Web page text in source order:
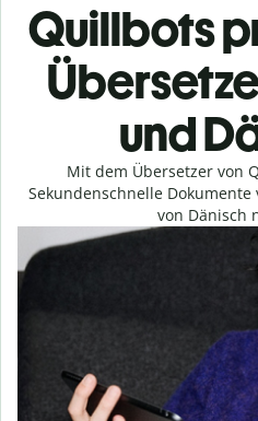
Quillbots
und
Mit dem Übersetzer von
Sekundenschnelle
von Dänisch